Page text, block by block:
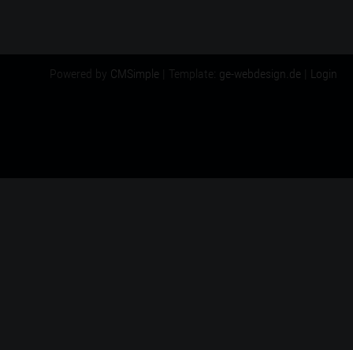
Powered by CMSimple | Template: ge-webdesign.de Login